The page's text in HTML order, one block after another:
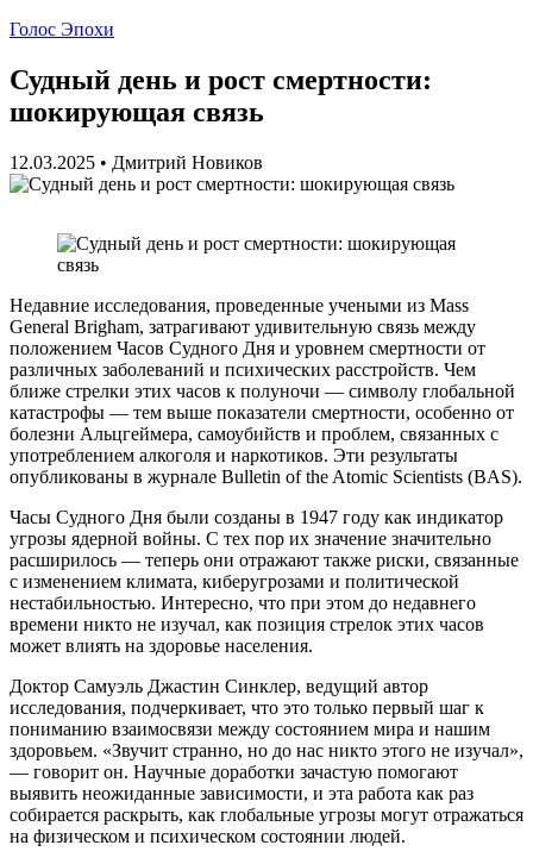
Голос Эпохи
Судный день и рост смертности:
шокирующая связь
12.03.2025 • Дмитрий Новиков
Недавние исследования, проведенные учеными из Mass
General Brigham, затрагивают удивительную связь между
положением Часов Судного Дня и уровнем смертности от
различных заболеваний и психических расстройств. Чем
ближе стрелки этих часов к полуночи — символу глобальной
катастрофы — тем выше показатели смертности, особенно от
болезни Альцгеймера, самоубийств и проблем, связанных с
употреблением алкоголя и наркотиков. Эти результаты
опубликованы в журнале Bulletin of the Atomic Scientists (BAS).
Часы Судного Дня были созданы в 1947 году как индикатор
угрозы ядерной войны. С тех пор их значение значительно
расширилось — теперь они отражают также риски, связанные
с изменением климата, киберугрозами и политической
нестабильностью. Интересно, что при этом до недавнего
времени никто не изучал, как позиция стрелок этих часов
может влиять на здоровье населения.
Доктор Самуэль Джастин Синклер, ведущий автор
исследования, подчеркивает, что это только первый шаг к
пониманию взаимосвязи между состоянием мира и нашим
здоровьем. «Звучит странно, но до нас никто этого не изучал»,
— говорит он. Научные доработки зачастую помогают
выявить неожиданные зависимости, и эта работа как раз
собирается раскрыть, как глобальные угрозы могут отражаться
на физическом и психическом состоянии людей.